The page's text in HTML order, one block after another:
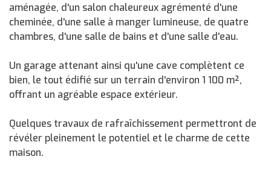
aménagée, d'un salon chaleureux agrémenté d'une
cheminée, d'une salle à manger lumineuse, de quatre
chambres, d'une salle de bains et d'une salle d'eau.
Un garage attenant ainsi qu'une cave complètent ce
bien, le tout édifié sur un terrain d'environ 1 100 m²,
offrant un agréable espace extérieur.
Quelques travaux de rafraîchissement permettront de
révéler pleinement le potentiel et le charme de cette
maison.